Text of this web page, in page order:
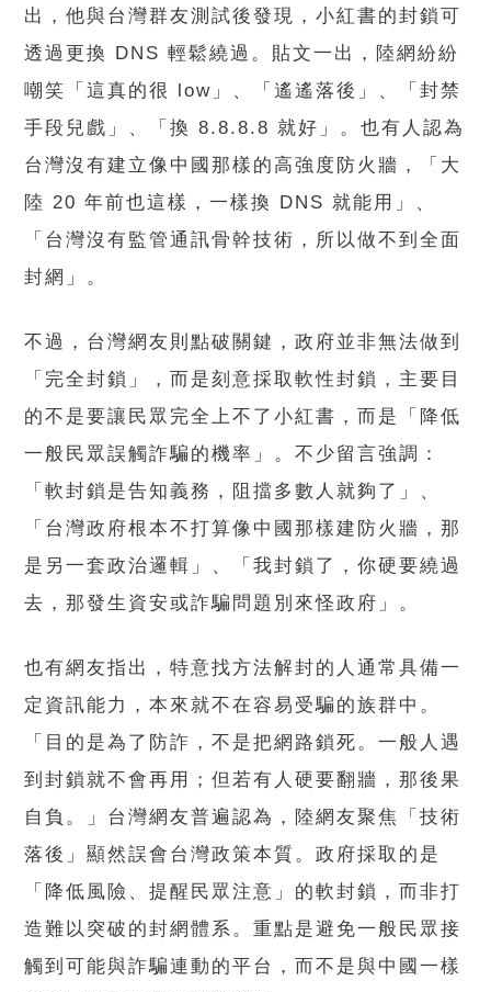
出，他與台灣群友測試後發現，小紅書的封鎖可
透過更換 DNS 輕鬆繞過。貼文一出，陸網紛紛
嘲笑「這真的很 low」、「遙遙落後」、「封禁
手段兒戲」、「換 8.8.8.8 就好」。也有人認為
台灣沒有建立像中國那樣的高強度防火牆，「大
陸 20 年前也這樣，一樣換 DNS 就能用」、
「台灣沒有監管通訊骨幹技術，所以做不到全面
封網」。
不過，台灣網友則點破關鍵，政府並非無法做到
「完全封鎖」，而是刻意採取軟性封鎖，主要目
的不是要讓民眾完全上不了小紅書，而是「降低
一般民眾誤觸詐騙的機率」。不少留言強調：
「軟封鎖是告知義務，阻擋多數人就夠了」、
「台灣政府根本不打算像中國那樣建防火牆，那
是另一套政治邏輯」、「我封鎖了，你硬要繞過
去，那發生資安或詐騙問題別來怪政府」。
也有網友指出，特意找方法解封的人通常具備一
定資訊能力，本來就不在容易受騙的族群中。
「目的是為了防詐，不是把網路鎖死。一般人遇
到封鎖就不會再用；但若有人硬要翻牆，那後果
自負。」台灣網友普遍認為，陸網友聚焦「技術
落後」顯然誤會台灣政策本質。政府採取的是
「降低風險、提醒民眾注意」的軟封鎖，而非打
造難以突破的封網體系。重點是避免一般民眾接
觸到可能與詐騙連動的平台，而不是與中國一樣